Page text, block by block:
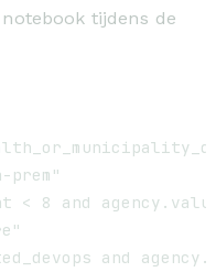
tijdens de
prem"
< 8 and
and